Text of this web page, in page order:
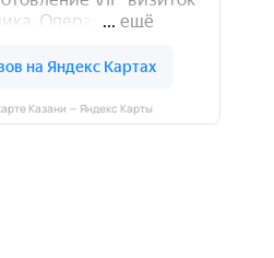
Казани — Яндекс Карты